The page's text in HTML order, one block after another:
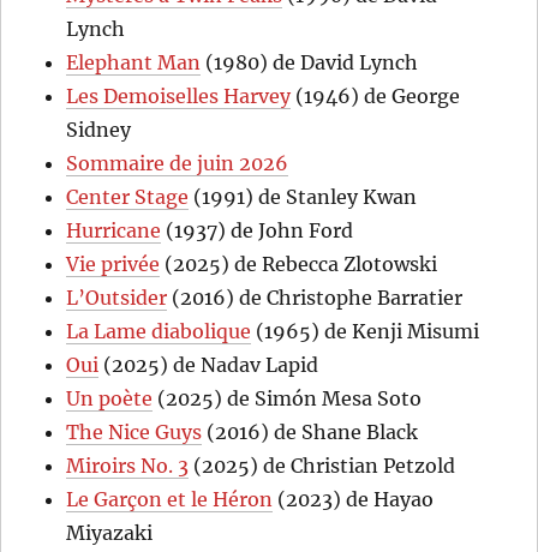
Lynch
Elephant Man (1980) de David Lynch
Les Demoiselles Harvey(1946) de George
Sidney
Sommaire de juin 2026
Center Stage (1991) de Stanley Kwan
Hurricane (1937) de John Ford
Vie privée (2025) de Rebecca Zlotowski
L’Outsider (2016) de Christophe Barratier
La Lame diabolique (1965) de Kenji Misumi
Oui (2025) de Nadav Lapid
Un poète (2025) de Simón Mesa Soto
The Nice Guys (2016) de Shane Black
Miroirs No. 3 (2025) de Christian Petzold
Le Garçon et le Héron (2023) de Hayao
Miyazaki